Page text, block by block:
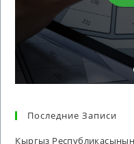
Последние Записи
Кыргыз